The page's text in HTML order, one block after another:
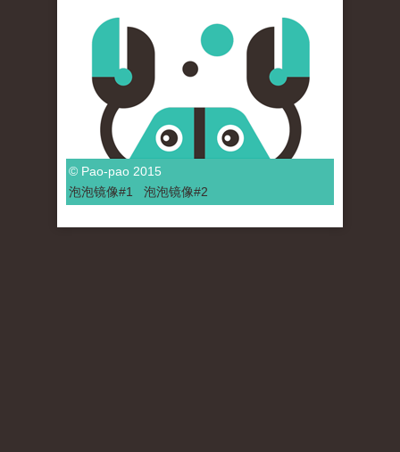
© Pao-pao 2015
泡泡镜像#1 泡泡镜像#2